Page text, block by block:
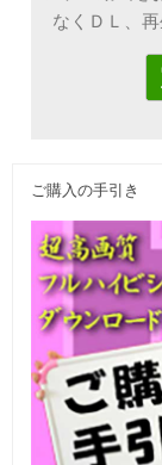
なくＤＬ、
ご購入の手引き